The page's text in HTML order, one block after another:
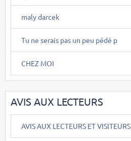
maly darcek
Tu ne serais pas un peu pédé p
CHEZ MOI
AVIS AUX LECTEURS
AVIS AUX LECTEURS ET VISITEURS